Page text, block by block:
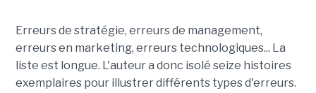
Erreurs de stratégie, erreurs de management,
erreurs en marketing, erreurs technologiques... La
liste est longue. L'auteur a donc isolé seize histoires
exemplaires pour illustrer différents types d'erreurs.